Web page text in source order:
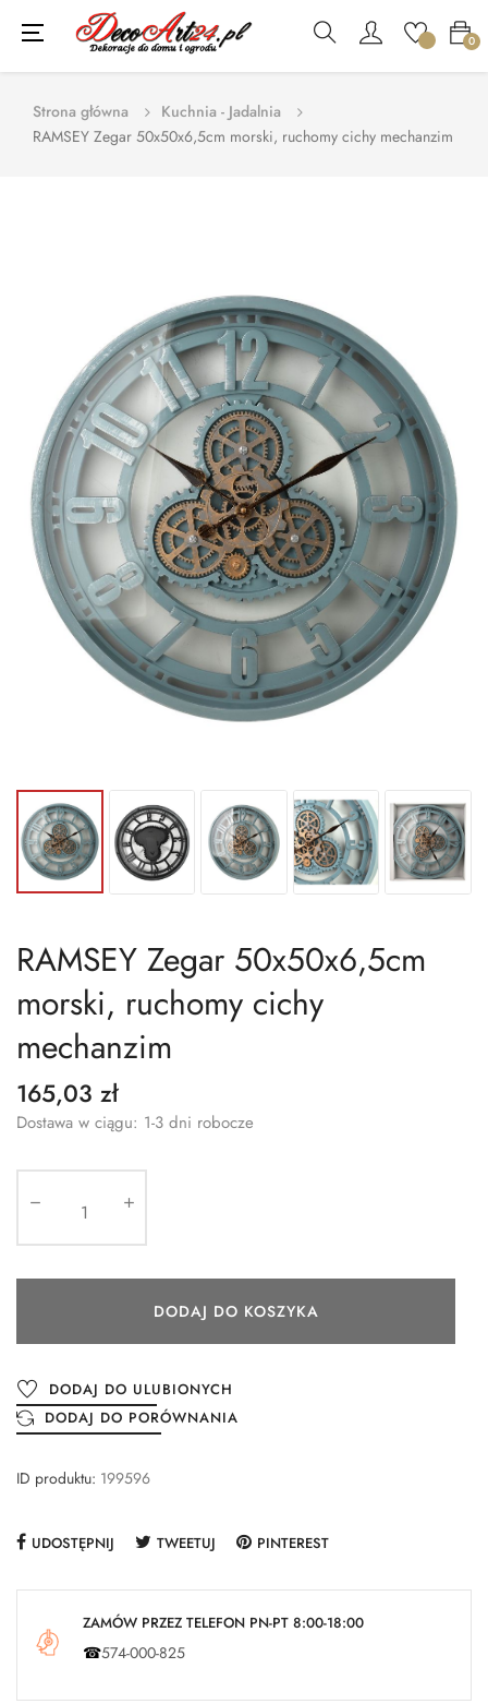
0
Toggle
navigation
☰
Strona główna
Kuchnia - Jadalnia
RAMSEY Zegar 50x50x6,5cm morski, ruchomy cichy mechanzim
RAMSEY Zegar 50x50x6,5cm
morski, ruchomy cichy
mechanzim
165,03 zł
Dostawa w ciągu: 1-3 dni robocze
DODAJ DO KOSZYKA
DODAJ DO ULUBIONYCH
DODAJ DO PORÓWNANIA
ID produktu: 199596
UDOSTĘPNIJ TWEETUJ PINTEREST
ZAMÓW PRZEZ TELEFON PN-PT 8:00-18:00
☎574-000-825